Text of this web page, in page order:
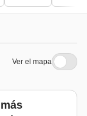
Ver el mapa